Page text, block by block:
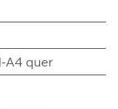
A4 quer